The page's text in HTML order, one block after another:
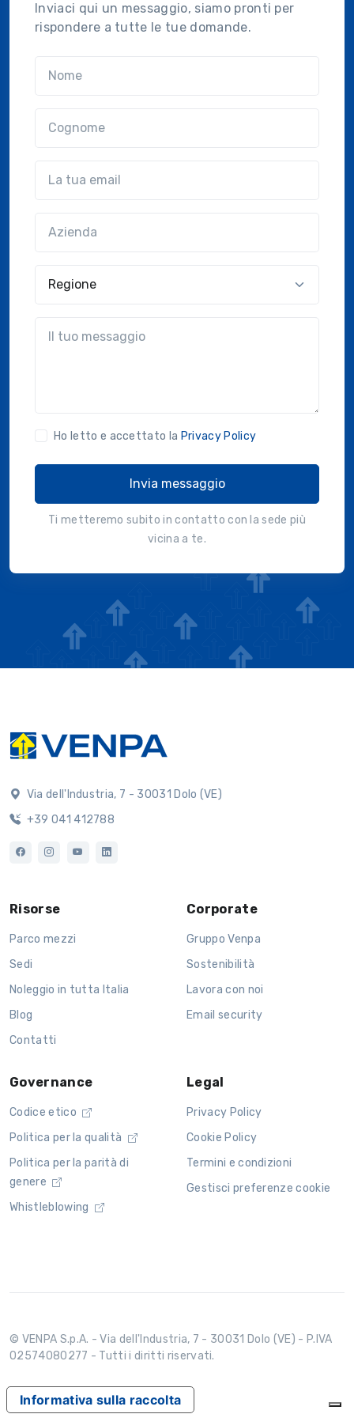
Inviaci qui un messaggio, siamo pronti per
rispondere a tutte le tue domande.
Ho letto e accettato la Privacy Policy
Invia messaggio
Ti metteremo subito in contatto con la sede più
vicina a te.
Via dell'Industria, 7 - 30031 Dolo (VE)
+39 041 412788
Risorse
Parco mezzi
Sedi
Noleggio in tutta Italia
Blog
Contatti
Corporate
Gruppo Venpa
Sostenibilità
Lavora con noi
Email security
Governance
Codice etico
Politica per la qualità
Politica per la parità di
genere
Whistleblowing
Legal
Privacy Policy
Cookie Policy
Termini e condizioni
Gestisci preferenze cookie
© VENPA S.p.A. - Via dell'Industria, 7 - 30031 Dolo (VE) - P.IVA
02574080277 - Tutti i diritti riservati.
Informativa sulla raccolta